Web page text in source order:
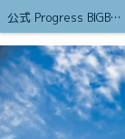
公式 Progress BIGBAN /（サブ名）砂漠のライオン
心を癒やしてくれる歌集
戦争の無い平和を築く為の掲示版
パート②女性が襲われた時の為に